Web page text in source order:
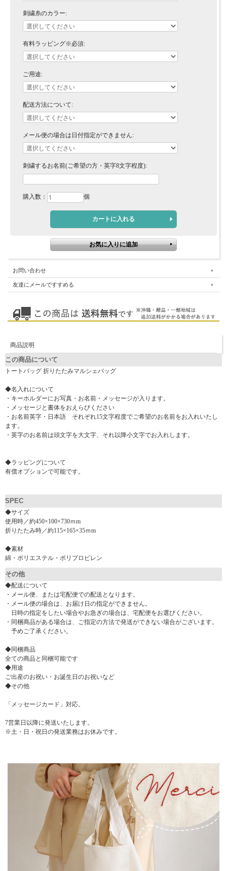
刺繍糸のカラー:
有料ラッピング※必須:
ご用途:
配送方法について:
メール便の場合は日付指定ができません:
刺繍するお名前(ご希望の方・英字8文字程度):
購入数： 個
お問い合わせ
友達にメールですすめる
商品説明
この商品について
トートバッグ 折りたたみマルシェバッグ
◆名入れについて
・キーホルダーにお写真・お名前・メッセージが入ります。
・メッセージと書体をおえらびください
・お名前英字・日本語 それぞれ15文字程度でご希望のお名前をお入れいたし
ます。
・英字のお名前は頭文字を大文字、それ以降小文字でお入れします。
◆ラッピングについて
有償オプションで可能です。
SPEC
◆サイズ
使用時／約450×100×730ｍm
折りたたみ時／約115×165×35ｍm
◆素材
綿・ポリエステル・ポリプロピレン
その他
◆配送について
・メール便、または宅配便での配送となります。
・メール便の場合は、お届け日の指定ができません。
日時の指定をしたい場合やお急ぎの場合は、宅配便をお選びください。
・同梱商品がある場合は、ご指定の方法で発送ができない場合がございます。
予めご了承ください。
◆同梱商品
全ての商品と同梱可能です
◆用途
ご出産のお祝い・お誕生日のお祝いなど
◆その他
「メッセージカード」対応。
7営業日以降に発送いたします。
※土・日・祝日の発送業務はお休みです。